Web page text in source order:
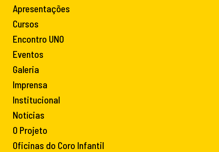
Apresentações
Cursos
Encontro UNO
Eventos
Galeria
Imprensa
Institucional
Notícias
O Projeto
Oficinas do Coro Infantil